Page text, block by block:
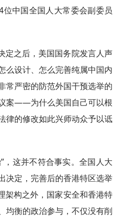
中国全国人大常委会副委员
之后，美国国务院发言人声
么设计、怎么完善纯属中国内
常严密的防范外国干预选举的
案——为什么美国自己可以根
律的修改如此兴师动众予以诋
，这并不符合事实。全国人大
决定，完善后的香港特区选举
架构之外，国家安全和香港特
均衡的政治参与，不仅没有削